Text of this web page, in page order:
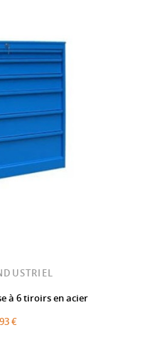
à 6 tiroirs en acier
€